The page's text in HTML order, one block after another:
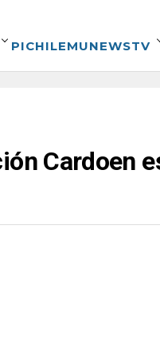
PICHILEMUNEWSTV
Cardoen